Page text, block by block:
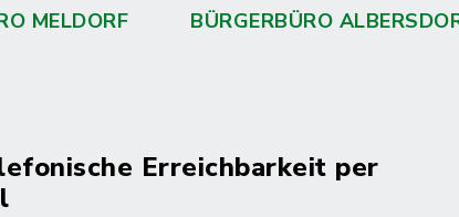
MELDORF BÜRGERBÜRO
Erreichbarkeit per